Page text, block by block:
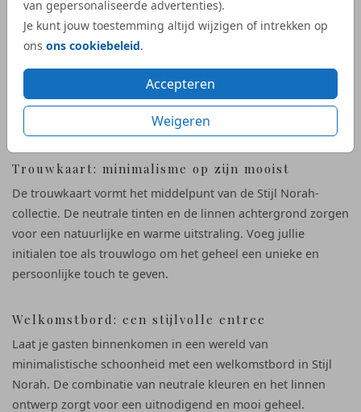
van gepersonaliseerde advertenties).
Je kunt jouw toestemming altijd wijzigen of intrekken op
ons ons cookiebeleid.
Accepteren
Weigeren
Save the Date: een eenvoudige, stijlvolle
aankondiging
dat jullie bruiloft draait om stijl en eenvoud. De linnen look
en het trouwlogo met jullie initialen zorgen voor een
moderne en persoonlijke touch.
Trouwkaart: minimalisme op zijn mooist
De trouwkaart vormt het middelpunt van de Stijl Norah-
collectie. De neutrale tinten en de linnen achtergrond zorgen
voor een natuurlijke en warme uitstraling. Voeg jullie
initialen toe als trouwlogo om het geheel een unieke en
persoonlijke touch te geven.
Welkomstbord: een stijlvolle entree
Laat je gasten binnenkomen in een wereld van
minimalistische schoonheid met een welkomstbord in Stijl
Norah. De combinatie van neutrale kleuren en het linnen
ontwerp zorgt voor een uitnodigend en mooi geheel.